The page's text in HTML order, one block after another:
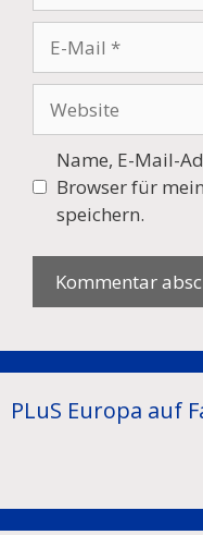
Mail
Name, E-Mail-
Browser für
speichern.
PLuS Europa auf